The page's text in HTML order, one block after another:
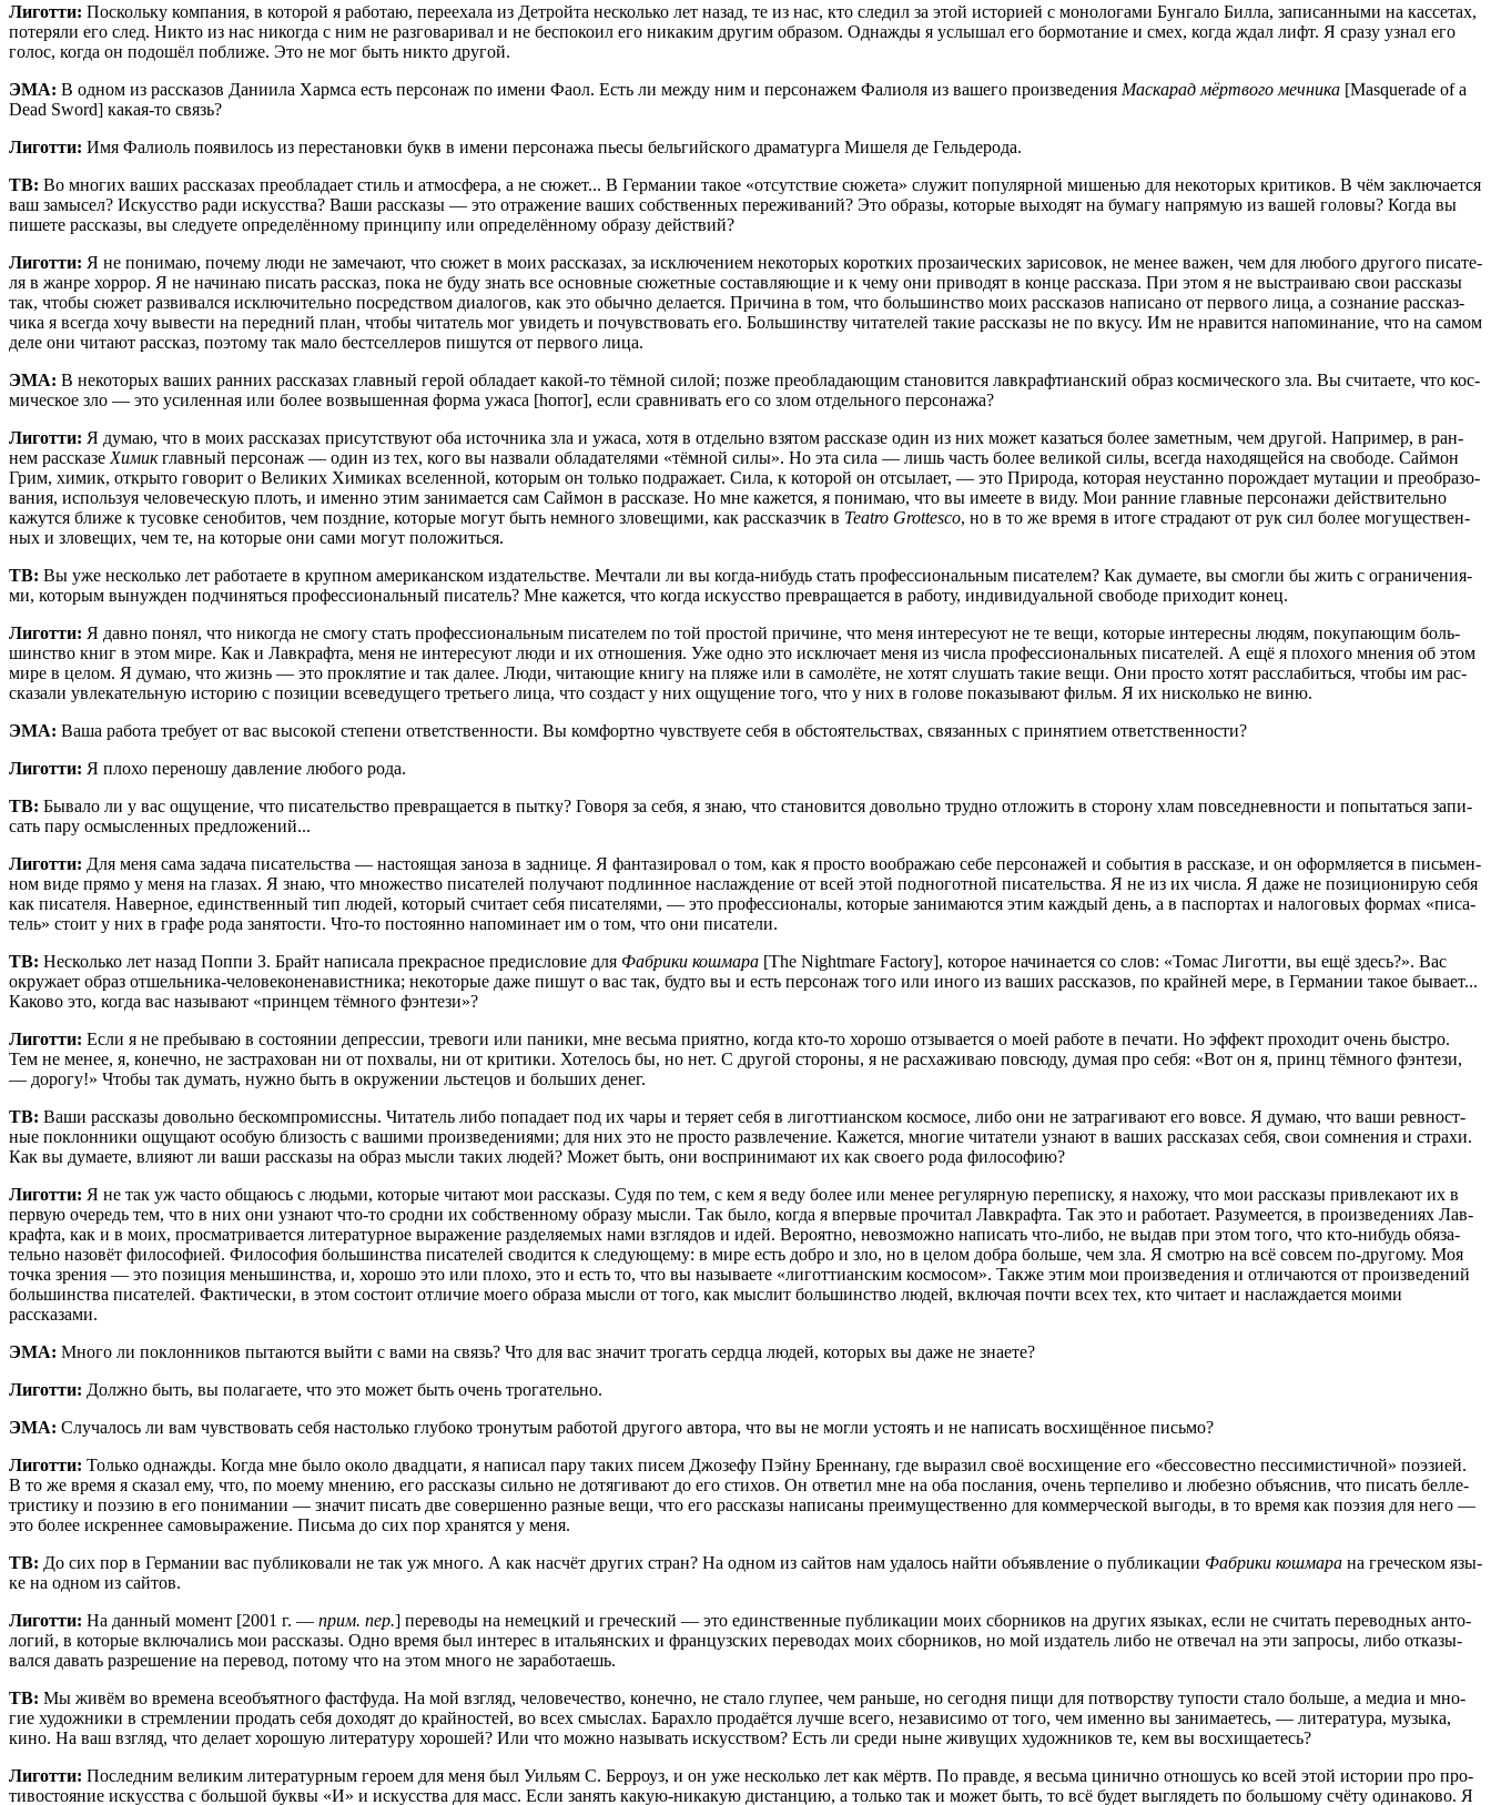
Лигот­ти: Посколь­ку ком­па­ния, в кото­рой я рабо­таю, пере­еха­ла из Дет­рой­та несколь­ко лет назад, те из нас, кто сле­дил за этой исто­ри­ей с моно­ло­га­ми Бун­га­ло Бил­ла, запи­сан­ны­ми на кас­се­тах,
поте­ря­ли его след. Никто из нас нико­гда с ним не раз­го­ва­ри­вал и не бес­по­ко­ил его ника­ким дру­гим обра­зом. Одна­жды я услы­шал его бор­мо­та­ние и смех, когда ждал лифт. Я сра­зу узнал его
голос, когда он подо­шёл побли­же. Это не мог быть никто другой.
ЭМА: В одном из рас­ска­зов Дани­и­ла Харм­са есть пер­со­наж по име­ни Фаол. Есть ли меж­ду ним и пер­со­на­жем Фалио­ля из ваше­го про­из­ве­де­ния Мас­ка­рад мёрт­во­го меч­ни­ка [Masquerade of a
Dead Sword] какая-то связь?
Лигот­ти: Имя Фалиоль появи­лось из пере­ста­нов­ки букв в име­ни пер­со­на­жа пье­сы бель­гий­ско­го дра­ма­тур­га Мише­ля де Гельдерода.
ТВ: Во мно­гих ваших рас­ска­зах пре­об­ла­да­ет стиль и атмо­сфе­ра, а не сюжет... В Гер­ма­нии такое «отсут­ствие сюже­та» слу­жит попу­ляр­ной мише­нью для неко­то­рых кри­ти­ков. В чём заклю­ча­ет­ся
ваш замы­сел? Искус­ство ради искус­ства? Ваши рас­ска­зы — это отра­же­ние ваших соб­ствен­ных пере­жи­ва­ний? Это обра­зы, кото­рые выхо­дят на бума­гу напря­мую из вашей голо­вы? Когда вы
пише­те рас­ска­зы, вы сле­ду­е­те опре­де­лён­но­му прин­ци­пу или опре­де­лён­но­му обра­зу действий?
Лигот­ти: Я не пони­маю, поче­му люди не заме­ча­ют, что сюжет в моих рас­ска­зах, за исклю­че­ни­ем неко­то­рых корот­ких про­за­и­че­ских зари­со­вок, не менее важен, чем для любо­го дру­го­го писа­те­
ля в жан­ре хор­рор. Я не начи­наю писать рас­сказ, пока не буду знать все основ­ные сюжет­ные состав­ля­ю­щие и к чему они при­во­дят в кон­це рас­ска­за. При этом я не выстра­и­ваю свои рас­ска­зы
так, что­бы сюжет раз­ви­вал­ся исклю­чи­тель­но посред­ством диа­ло­гов, как это обыч­но дела­ет­ся. При­чи­на в том, что боль­шин­ство моих рас­ска­зов напи­са­но от пер­во­го лица, а созна­ние рас­сказ­
чи­ка я все­гда хочу выве­сти на перед­ний план, что­бы чита­тель мог уви­деть и почув­ство­вать его. Боль­шин­ству чита­те­лей такие рас­ска­зы не по вку­су. Им не нра­вит­ся напо­ми­на­ние, что на самом
деле они чита­ют рас­сказ, поэто­му так мало бест­сел­ле­ров пишут­ся от пер­во­го лица.
ЭМА: В неко­то­рых ваших ран­них рас­ска­зах глав­ный герой обла­да­ет какой-то тём­ной силой; поз­же пре­об­ла­да­ю­щим ста­но­вит­ся лав­краф­ти­ан­ский образ кос­ми­че­ско­го зла. Вы счи­та­е­те, что кос­
ми­че­ское зло — это уси­лен­ная или более воз­вы­шен­ная фор­ма ужа­са [horror], если срав­ни­вать его со злом отдель­но­го персонажа?
Лигот­ти: Я думаю, что в моих рас­ска­зах при­сут­ству­ют оба источ­ни­ка зла и ужа­са, хотя в отдель­но взя­том рас­ска­зе один из них может казать­ся более замет­ным, чем дру­гой. Напри­мер, в ран­
нем рас­ска­зе Химикглав­ный пер­со­наж — один из тех, кого вы назва­ли обла­да­те­ля­ми «тём­ной силы». Но эта сила — лишь часть более вели­кой силы, все­гда нахо­дя­щей­ся на сво­бо­де. Сай­мон
Грим, химик, откры­то гово­рит о Вели­ких Хими­ках все­лен­ной, кото­рым он толь­ко под­ра­жа­ет. Сила, к кото­рой он отсы­ла­ет, — это При­ро­да, кото­рая неустан­но порож­да­ет мута­ции и пре­об­ра­зо­
ва­ния, исполь­зуя чело­ве­че­скую плоть, и имен­но этим зани­ма­ет­ся сам Сай­мон в рас­ска­зе. Но мне кажет­ся, я пони­маю, что вы име­е­те в виду. Мои ран­ние глав­ные пер­со­на­жи дей­стви­тель­но
кажут­ся бли­же к тусов­ке сено­би­тов, чем позд­ние, кото­рые могут быть немно­го зло­ве­щи­ми, как рас­сказ­чик в Teatro Grottesco, но в то же вре­мя в ито­ге стра­да­ют от рук сил более могу­ще­ствен­
ных и зло­ве­щих, чем те, на кото­рые они сами могут положиться.
ТВ: Вы уже несколь­ко лет рабо­та­е­те в круп­ном аме­ри­кан­ском изда­тель­стве. Меч­та­ли ли вы когда-нибудь стать про­фес­си­о­наль­ным писа­те­лем? Как дума­е­те, вы смог­ли бы жить с огра­ни­че­ни­я­
ми, кото­рым вынуж­ден под­чи­нять­ся про­фес­си­о­наль­ный писа­тель? Мне кажет­ся, что когда искус­ство пре­вра­ща­ет­ся в рабо­ту, инди­ви­ду­аль­ной сво­бо­де при­хо­дит конец.
Лигот­ти: Я дав­но понял, что нико­гда не смо­гу стать про­фес­си­о­наль­ным писа­те­лем по той про­стой при­чине, что меня инте­ре­су­ют не те вещи, кото­рые инте­рес­ны людям, поку­па­ю­щим боль­
шин­ство книг в этом мире. Как и Лав­краф­та, меня не инте­ре­су­ют люди и их отно­ше­ния. Уже одно это исклю­ча­ет меня из чис­ла про­фес­си­о­наль­ных писа­те­лей. А ещё я пло­хо­го мне­ния об этом
мире в целом. Я думаю, что жизнь — это про­кля­тие и так далее. Люди, чита­ю­щие кни­гу на пля­же или в само­лё­те, не хотят слу­шать такие вещи. Они про­сто хотят рас­сла­бить­ся, что­бы им рас­
ска­за­ли увле­ка­тель­ную исто­рию с пози­ции все­ве­ду­ще­го тре­тье­го лица, что создаст у них ощу­ще­ние того, что у них в голо­ве пока­зы­ва­ют фильм. Я их нисколь­ко не виню.
ЭМА: Ваша рабо­та тре­бу­ет от вас высо­кой сте­пе­ни ответ­ствен­но­сти. Вы ком­форт­но чув­ству­е­те себя в обсто­я­тель­ствах, свя­зан­ных с при­ня­ти­ем ответственности?
Лигот­ти: Я пло­хо пере­но­шу дав­ле­ние любо­го рода.
ТВ: Быва­ло ли у вас ощу­ще­ние, что писа­тель­ство пре­вра­ща­ет­ся в пыт­ку? Гово­ря за себя, я знаю, что ста­но­вит­ся доволь­но труд­но отло­жить в сто­ро­ну хлам повсе­днев­но­сти и попы­тать­ся запи­
сать пару осмыс­лен­ных предложений...
Лигот­ти: Для меня сама зада­ча писа­тель­ства — насто­я­щая зано­за в зад­ни­це. Я фан­та­зи­ро­вал о том, как я про­сто вооб­ра­жаю себе пер­со­на­жей и собы­тия в рас­ска­зе, и он оформ­ля­ет­ся в пись­мен­
ном виде пря­мо у меня на гла­зах. Я знаю, что мно­же­ство писа­те­лей полу­ча­ют под­лин­ное насла­жде­ние от всей этой под­но­гот­ной писа­тель­ства. Я не из их чис­ла. Я даже не пози­ци­о­ни­рую себя
как писа­те­ля. Навер­ное, един­ствен­ный тип людей, кото­рый счи­та­ет себя писа­те­ля­ми, — это про­фес­си­о­на­лы, кото­рые зани­ма­ют­ся этим каж­дый день, а в пас­пор­тах и нало­го­вых фор­мах «писа­
тель» сто­ит у них в гра­фе рода заня­то­сти. Что-то посто­ян­но напо­ми­на­ет им о том, что они писатели.
ТВ: Несколь­ко лет назад Поппи З. Брайт напи­са­ла пре­крас­ное пре­ди­сло­вие для Фаб­ри­ки кош­ма­ра [The Nightmare Factory], кото­рое начи­на­ет­ся со слов: «Томас Лигот­ти, вы ещё здесь?». Вас
окру­жа­ет образ отшель­ни­ка-чело­ве­ко­не­на­вист­ни­ка; неко­то­рые даже пишут о вас так, буд­то вы и есть пер­со­наж того или ино­го из ваших рас­ска­зов, по край­ней мере, в Гер­ма­нии такое быва­ет...
Како­во это, когда вас назы­ва­ют «прин­цем тём­но­го фэнтези»?
Лигот­ти: Если я не пре­бы­ваю в состо­я­нии депрес­сии, тре­во­ги или пани­ки, мне весь­ма при­ят­но, когда кто-то хоро­шо отзы­ва­ет­ся о моей рабо­те в печа­ти. Но эффект про­хо­дит очень быст­ро.
Тем не менее, я, конеч­но, не застра­хо­ван ни от похва­лы, ни от кри­ти­ки. Хоте­лось бы, но нет. С дру­гой сто­ро­ны, я не рас­ха­жи­ваю повсю­ду, думая про себя: «Вот он я, принц тём­но­го фэн­те­зи,
— доро­гу!» Что­бы так думать, нуж­но быть в окру­же­нии льсте­цов и боль­ших денег.
ТВ: Ваши рас­ска­зы доволь­но бес­ком­про­мисс­ны. Чита­тель либо попа­да­ет под их чары и теря­ет себя в лигот­ти­ан­ском кос­мо­се, либо они не затра­ги­ва­ют его вовсе. Я думаю, что ваши рев­ност­
ные поклон­ни­ки ощу­ща­ют осо­бую бли­зость с ваши­ми про­из­ве­де­ни­я­ми; для них это не про­сто раз­вле­че­ние. Кажет­ся, мно­гие чита­те­ли узна­ют в ваших рас­ска­зах себя, свои сомне­ния и стра­хи.
Как вы дума­е­те, вли­я­ют ли ваши рас­ска­зы на образ мыс­ли таких людей? Может быть, они вос­при­ни­ма­ют их как сво­е­го рода философию?
Лигот­ти: Я не так уж часто обща­юсь с людь­ми, кото­рые чита­ют мои рас­ска­зы. Судя по тем, с кем я веду более или менее регу­ляр­ную пере­пис­ку, я нахо­жу, что мои рас­ска­зы при­вле­ка­ют их в
первую оче­редь тем, что в них они узна­ют что-то срод­ни их соб­ствен­но­му обра­зу мыс­ли. Так было, когда я впер­вые про­чи­тал Лав­краф­та. Так это и рабо­та­ет. Разу­ме­ет­ся, в про­из­ве­де­ни­ях Лав­
краф­та, как и в моих, про­смат­ри­ва­ет­ся лите­ра­тур­ное выра­же­ние раз­де­ля­е­мых нами взгля­дов и идей. Веро­ят­но, невоз­мож­но напи­сать что-либо, не выдав при этом того, что кто-нибудь обя­за­
тель­но назо­вёт фило­со­фи­ей. Фило­со­фия боль­шин­ства писа­те­лей сво­дит­ся к сле­ду­ю­ще­му: в мире есть доб­ро и зло, но в целом добра боль­ше, чем зла. Я смот­рю на всё совсем по-дру­го­му. Моя
точ­ка зре­ния — это пози­ция мень­шин­ства, и, хоро­шо это или пло­хо, это и есть то, что вы назы­ва­е­те «лигот­ти­ан­ским кос­мо­сом». Так­же этим мои про­из­ве­де­ния и отли­ча­ют­ся от про­из­ве­де­ний
боль­шин­ства писа­те­лей. Фак­ти­че­ски, в этом состо­ит отли­чие мое­го обра­за мыс­ли от того, как мыс­лит боль­шин­ство людей, вклю­чая почти всех тех, кто чита­ет и насла­жда­ет­ся мои­ми
рассказами.
ЭМА: Мно­го ли поклон­ни­ков пыта­ют­ся вый­ти с вами на связь? Что для вас зна­чит тро­гать серд­ца людей, кото­рых вы даже не знаете?
Лигот­ти: Долж­но быть, вы пола­га­е­те, что это может быть очень трогательно.
ЭМА: Слу­ча­лось ли вам чув­ство­вать себя настоль­ко глу­бо­ко тро­ну­тым рабо­той дру­го­го авто­ра, что вы не мог­ли усто­ять и не напи­сать вос­хи­щён­ное письмо?
Лигот­ти: Толь­ко одна­жды. Когда мне было око­ло два­дца­ти, я напи­сал пару таких писем Джо­зе­фу Пэй­ну Брен­на­ну, где выра­зил своё вос­хи­ще­ние его «бес­со­вест­но пес­си­ми­стич­ной» поэ­зи­ей.
В то же вре­мя я ска­зал ему, что, по мое­му мне­нию, его рас­ска­зы силь­но не дотя­ги­ва­ют до его сти­хов. Он отве­тил мне на оба посла­ния, очень тер­пе­ли­во и любез­но объ­яс­нив, что писать бел­ле­
три­сти­ку и поэ­зию в его пони­ма­нии — зна­чит писать две совер­шен­но раз­ные вещи, что его рас­ска­зы напи­са­ны пре­иму­ще­ствен­но для ком­мер­че­ской выго­ды, в то вре­мя как поэ­зия для него —
это более искрен­нее само­вы­ра­же­ние. Пись­ма до сих пор хра­нят­ся у меня.
ТВ: До сих пор в Гер­ма­нии вас пуб­ли­ко­ва­ли не так уж мно­го. А как насчёт дру­гих стран? На одном из сай­тов нам уда­лось най­ти объ­яв­ле­ние о пуб­ли­ка­ции Фаб­ри­ки кош­ма­ра на гре­че­ском язы­
ке на одном из сайтов.
Лигот­ти: На дан­ный момент [2001 г. — прим. пер.] пере­во­ды на немец­кий и гре­че­ский — это един­ствен­ные пуб­ли­ка­ции моих сбор­ни­ков на дру­гих язы­ках, если не счи­тать пере­вод­ных анто­
ло­гий, в кото­рые вклю­ча­лись мои рас­ска­зы. Одно вре­мя был инте­рес в ита­льян­ских и фран­цуз­ских пере­во­дах моих сбор­ни­ков, но мой изда­тель либо не отве­чал на эти запро­сы, либо отка­зы­
вал­ся давать раз­ре­ше­ние на пере­вод, пото­му что на этом мно­го не заработаешь.
ТВ: Мы живём во вре­ме­на все­объ­ят­но­го фаст­фу­да. На мой взгляд, чело­ве­че­ство, конеч­но, не ста­ло глу­пее, чем рань­ше, но сего­дня пищи для потвор­ству тупо­сти ста­ло боль­ше, а медиа и мно­
гие худож­ни­ки в стрем­ле­нии про­дать себя дохо­дят до край­но­стей, во всех смыс­лах. Барах­ло про­да­ёт­ся луч­ше все­го, неза­ви­си­мо от того, чем имен­но вы зани­ма­е­тесь, — лите­ра­ту­ра, музы­ка,
кино. На ваш взгляд, что дела­ет хоро­шую лите­ра­ту­ру хоро­шей? Или что мож­но назы­вать искус­ством? Есть ли сре­ди ныне живу­щих худож­ни­ков те, кем вы восхищаетесь?
Лигот­ти: Послед­ним вели­ким лите­ра­тур­ным геро­ем для меня был Уильям С. Бер­ро­уз, и он уже несколь­ко лет как мёртв. По прав­де, я весь­ма цинич­но отно­шусь ко всей этой исто­рии про про­
ти­во­сто­я­ние искус­ства с боль­шой бук­вы «И» и искус­ства для масс. Если занять какую-ника­кую дистан­цию, а толь­ко так и может быть, то всё будет выгля­деть по боль­шо­му счё­ту оди­на­ко­во. Я